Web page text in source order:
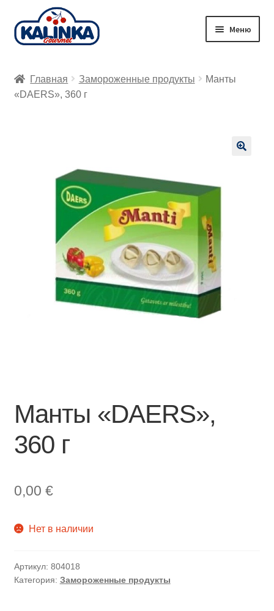
Перейти
к
Перейти
к
Меню
Заказ онлайн
Главная Замороженные продукты
Манты
«DAERS», 360 г
Манты «DAERS»,
360 г
0,00 €
Нет в наличии
Артикул: 804018
Категория: Замороженные продукты